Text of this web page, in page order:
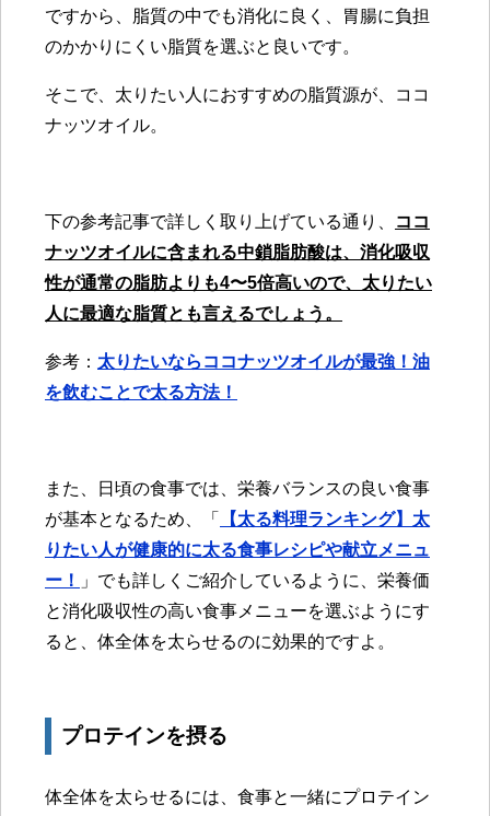
ですから、脂質の中でも消化に良く、胃腸に負担
のかかりにくい脂質を選ぶと良いです。
そこで、太りたい人におすすめの脂質源が、ココ
ナッツオイル。
下の参考記事で詳しく取り上げている通り、
ココ
ナッツオイルに含まれる中鎖脂肪酸は、消化吸収
性が通常の脂肪よりも4〜5倍高いので、太りたい
人に最適な脂質とも言えるでしょう。
参考： 太りたいならココナッツオイルが最強！油
を飲むことで太る方法！
また、日頃の食事では、栄養バランスの良い食事
が基本となるため、「
【太る料理ランキング】太
りたい人が健康的に太る食事レシピや献立メニュ
ー！
」でも詳しくご紹介しているように、栄養価
と消化吸収性の高い食事メニューを選ぶようにす
ると、体全体を太らせるのに効果的ですよ。
プロテインを摂る
体全体を太らせるには、食事と一緒にプロテイン